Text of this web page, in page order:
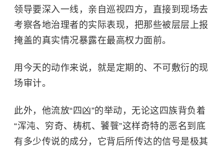
领导要深入一线，亲自巡视四方，直接到现场去
考察各地治理者的实际表现，把那些被层层上报
掩盖的真实情况暴露在最高权力面前。
用今天的动作来说，就是定期的、不可敷衍的现
场审计。
此外，他流放“四凶”的举动，无论这四族背负着
“浑沌、穷奇、梼杌、饕餮”这样奇特的恶名到底
有多少传说的成分，它背后所传达的信号是极其